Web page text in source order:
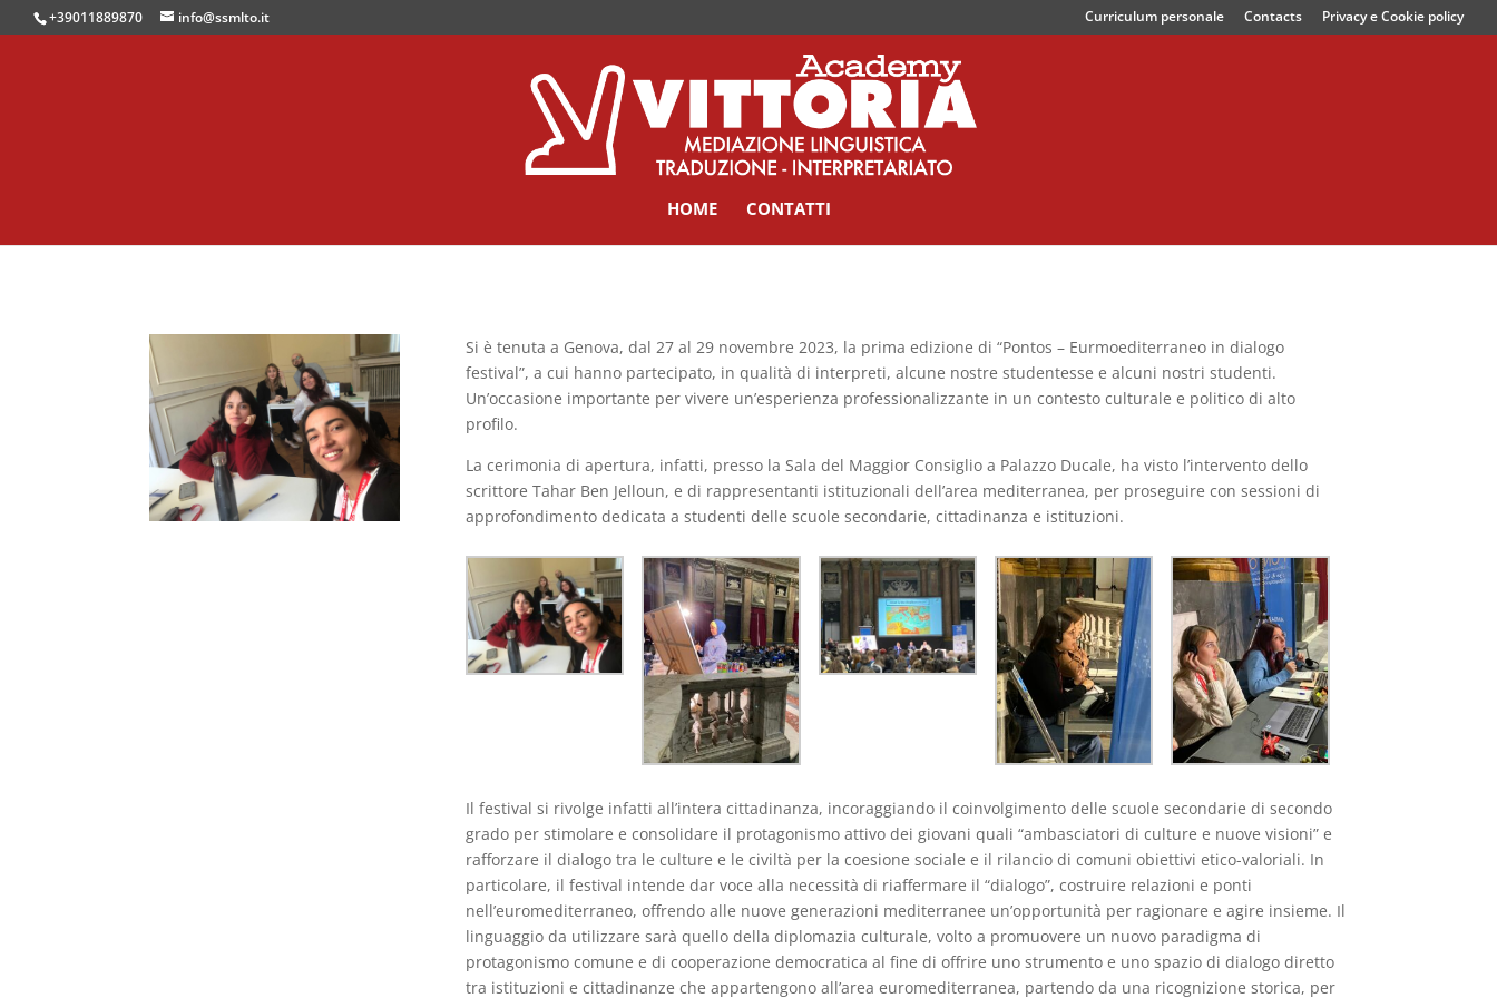
+39011889870 info@ssmlto.it Curriculum personale Contacts Privacy e Cookie policy
HOME CONTATTI
Si è tenuta a Genova, dal 27 al 29 novembre 2023, la prima edizione di “Pontos – Eurmoediterraneo in dialogo
festival”, a cui hanno partecipato, in qualità di interpreti, alcune nostre studentesse e alcuni nostri studenti.
Un’occasione importante per vivere un’esperienza professionalizzante in un contesto culturale e politico di alto
profilo.
La cerimonia di apertura, infatti, presso la Sala del Maggior Consiglio a Palazzo Ducale, ha visto l’intervento dello
scrittore Tahar Ben Jelloun, e di rappresentanti istituzionali dell’area mediterranea, per proseguire con sessioni di
approfondimento dedicata a studenti delle scuole secondarie, cittadinanza e istituzioni.
Il festival si rivolge infatti all’intera cittadinanza, incoraggiando il coinvolgimento delle scuole secondarie di secondo
grado per stimolare e consolidare il protagonismo attivo dei giovani quali “ambasciatori di culture e nuove visioni” e
rafforzare il dialogo tra le culture e le civiltà per la coesione sociale e il rilancio di comuni obiettivi etico-valoriali. In
particolare, il festival intende dar voce alla necessità di riaffermare il “dialogo”, costruire relazioni e ponti
nell’euromediterraneo, offrendo alle nuove generazioni mediterranee un’opportunità per ragionare e agire insieme. Il
linguaggio da utilizzare sarà quello della diplomazia culturale, volto a promuovere un nuovo paradigma di
protagonismo comune e di cooperazione democratica al fine di offrire uno strumento e uno spazio di dialogo diretto
tra istituzioni e cittadinanze che appartengono all’area euromediterranea, partendo da una ricognizione storica, per